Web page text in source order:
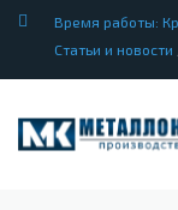
Время работы:
Статьи и новости